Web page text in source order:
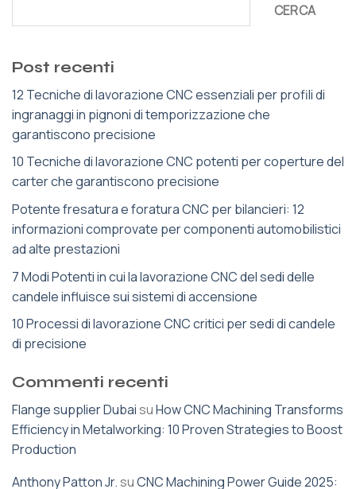
CERCA
Post recenti
12 Tecniche di lavorazione CNC essenziali per profili di
ingranaggi in pignoni di temporizzazione che
garantiscono precisione
10 Tecniche di lavorazione CNC potenti per coperture del
carter che garantiscono precisione
Potente fresatura e foratura CNC per bilancieri: 12
informazioni comprovate per componenti automobilistici
ad alte prestazioni
7 Modi Potenti in cui la lavorazione CNC del sedi delle
candele influisce sui sistemi di accensione
10 Processi di lavorazione CNC critici per sedi di candele
di precisione
Commenti recenti
Flange supplier DubaisuHow CNC Machining Transforms
Efficiency in Metalworking: 10 Proven Strategies to Boost
Production
Anthony Patton Jr.suCNC Machining Power Guide 2025: